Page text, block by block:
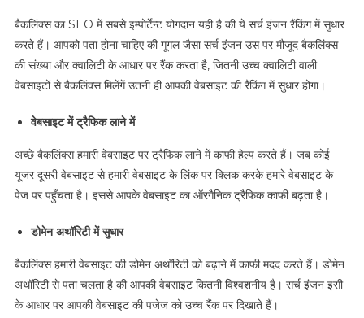
बैकलिंक्स का SEO में सबसे इम्पोर्टेन्ट योगदान यही है की ये सर्च इंजन रैंकिंग में सुधार
करते हैं। आपको पता होना चाहिए की गूगल जैसा सर्च इंजन उस पर मौजूद बैकलिंक्स
की संख्या और क्वालिटी के आधार पर रैंक करता है, जितनी उच्च क्वालिटी वाली
वेबसाइटों से बैकलिंक्स मिलेंगें उतनी ही आपकी वेबसाइट की रैंकिंग में सुधार होगा।
वेबसाइट में ट्रैफिक लाने में
अच्छे बैकलिंक्स हमारी वेबसाइट पर ट्रैफिक लाने में काफी हेल्प करते हैं। जब कोई
यूजर दूसरी वेबसाइट से हमारी वेबसाइट के लिंक पर क्लिक करके हमारे वेबसाइट के
पेज पर पहुँचता है। इससे आपके वेबसाइट का ऑरगैनिक ट्रैफिक काफी बढ़ता है।
डोमेन अथॉरिटी में सुधार
बैकलिंक्स हमारी वेबसाइट की डोमेन अथॉरिटी को बढ़ाने में काफी मदद करते हैं। डोमेन
अथॉरिटी से पता चलता है की आपकी वेबसाइट कितनी विश्वशनीय है। सर्च इंजन इसी
के आधार पर आपकी वेबसाइट की पजेज को उच्च रैंक पर दिखाते हैं।